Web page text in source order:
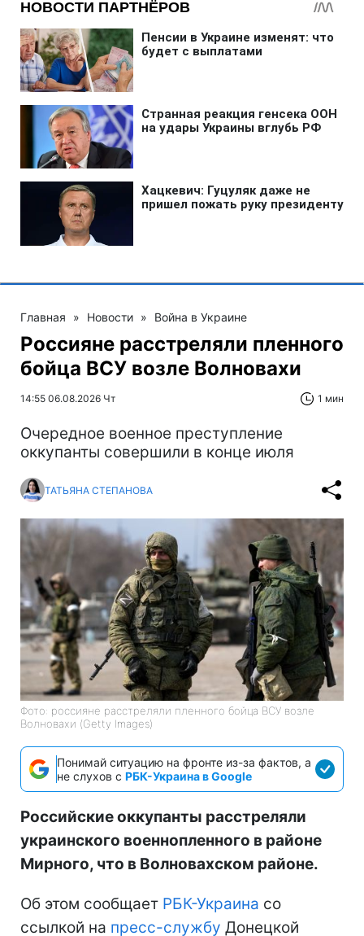
Главная » Новости » Война в Украине
Россияне расстреляли пленного
бойца ВСУ возле Волновахи
14:55 06.08.2026 Чт 1 мин
Очередное военное преступление
оккупанты совершили в конце июля
ТАТЬЯНА СТЕПАНОВА
Фото: россияне расстреляли пленного бойца ВСУ возле
Волновахи (Getty Images)
Понимай ситуацию на фронте из-за фактов, а
не слухов с РБК-Украина в Google
Российские оккупанты расстреляли
украинского военнопленного в районе
Мирного, что в Волновахском районе.
Об этом сообщает РБК-Украина со
ссылкой на пресс-службу Донецкой